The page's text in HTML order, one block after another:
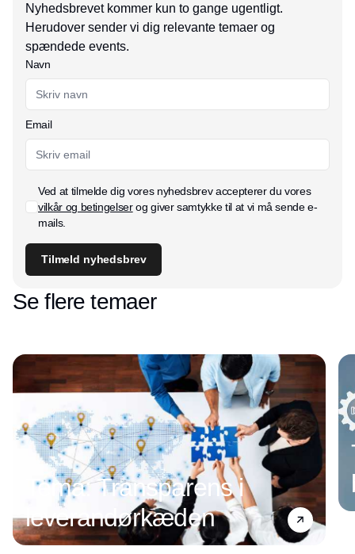
Nyhedsbrevet kommer kun to gange ugentligt.
Herudover sender vi dig relevante temaer og
spændede events.
Navn
Email
Ved at tilmelde dig vores nyhedsbrev accepterer du vores
vilkår og betingelserog giver samtykke til at vi må sende e-
mails.
Tilmeld nyhedsbrev
Se flere temaer
Tema: Transparens i
leverandørkæden